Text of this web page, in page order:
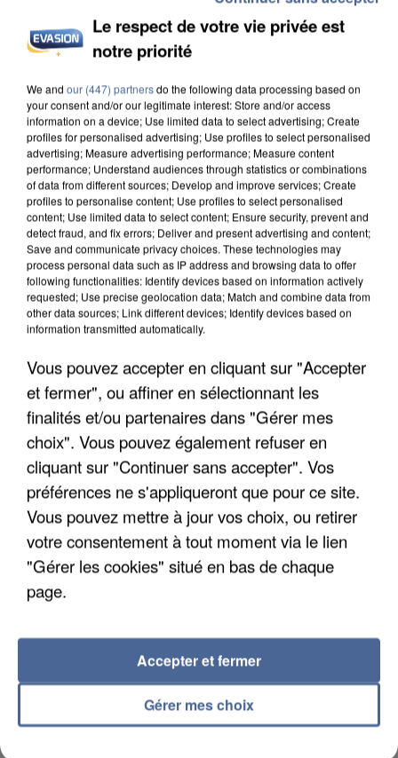
INCENDIES : L’ÎLE-DE-FRANCE LANCE UN ÉLAN
DE SOLIDARITÉ AVEC LES...
APRÈS TOUTES CES CANICULES, LES REFUGES
DE FAUNE SAUVAGE SONT...
Le respect de votre vie privée est
notre priorité
We and our (447) partnersdo the following data processing based on
your consent and/or our legitimate interest: Store and/or access
information on a device; Use limited data to select advertising; Create
profiles for personalised advertising; Use profiles to select personalised
advertising; Measure advertising performance; Measure content
performance; Understand audiences through statistics or combinations
of data from different sources; Develop and improve services; Create
profiles to personalise content; Use profiles to select personalised
content; Use limited data to select content; Ensure security, prevent and
detect fraud, and fix errors; Deliver and present advertising and content;
Save and communicate privacy choices. These technologies may
process personal data such as IP address and browsing data to offer
following functionalities: Identify devices based on information actively
requested; Use precise geolocation data; Match and combine data from
other data sources; Link different devices; Identify devices based on
information transmitted automatically.
Vous pouvez accepter en cliquant sur "Accepter
et fermer", ou affiner en sélectionnant les
finalités et/ou partenaires dans "Gérer mes
choix". Vous pouvez également refuser en
cliquant sur "Continuer sans accepter". Vos
préférences ne s'appliqueront que pour ce site.
Vous pouvez mettre à jour vos choix, ou retirer
votre consentement à tout moment via le lien
"Gérer les cookies" situé en bas de chaque
page.
Gérer mes choix
Accepter et fermer